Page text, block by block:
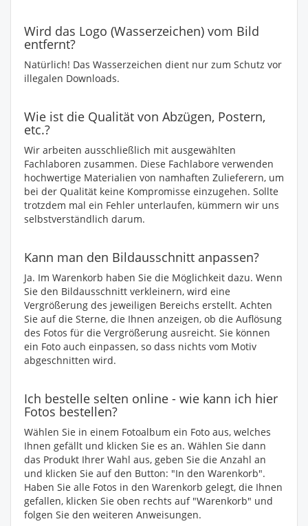
Wird das Logo (Wasserzeichen) vom Bild
entfernt?
Natürlich! Das Wasserzeichen dient nur zum Schutz vor
illegalen Downloads.
Wie ist die Qualität von Abzügen, Postern,
etc.?
Wir arbeiten ausschließlich mit ausgewählten
Fachlaboren zusammen. Diese Fachlabore verwenden
hochwertige Materialien von namhaften Zulieferern, um
bei der Qualität keine Kompromisse einzugehen. Sollte
trotzdem mal ein Fehler unterlaufen, kümmern wir uns
selbstverständlich darum.
Kann man den Bildausschnitt anpassen?
Ja. Im Warenkorb haben Sie die Möglichkeit dazu. Wenn
Sie den Bildausschnitt verkleinern, wird eine
Vergrößerung des jeweiligen Bereichs erstellt. Achten
Sie auf die Sterne, die Ihnen anzeigen, ob die Auflösung
des Fotos für die Vergrößerung ausreicht. Sie können
ein Foto auch einpassen, so dass nichts vom Motiv
abgeschnitten wird.
Ich bestelle selten online - wie kann ich hier
Fotos bestellen?
Wählen Sie in einem Fotoalbum ein Foto aus, welches
Ihnen gefällt und klicken Sie es an. Wählen Sie dann
das Produkt Ihrer Wahl aus, geben Sie die Anzahl an
und klicken Sie auf den Button: "In den Warenkorb".
Haben Sie alle Fotos in den Warenkorb gelegt, die Ihnen
gefallen, klicken Sie oben rechts auf "Warenkorb" und
folgen Sie den weiteren Anweisungen.